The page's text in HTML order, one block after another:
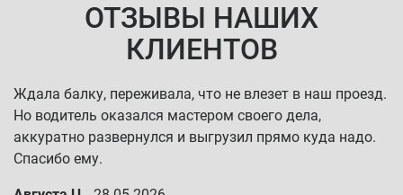
ОТЗЫВЫ НАШИХ
КЛИЕНТОВ
Ждала балку, переживала, что не влезет в наш проезд.
Но водитель оказался мастером своего дела,
аккуратно развернулся и выгрузил прямо куда надо.
Спасибо ему.